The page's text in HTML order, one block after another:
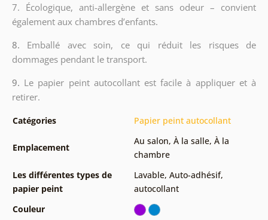
7. Écologique, anti-allergène et sans odeur – convient
également aux chambres d’enfants.
8. Emballé avec soin, ce qui réduit les risques de
dommages pendant le transport.
9. Le papier peint autocollant est facile à appliquer et à
retirer.
Catégories Papier peint autocollant
Emplacement
Au salon, À la salle, À la
chambre
Les différentes types de
papier peint
Lavable, Auto-adhésif,
autocollant
Couleur